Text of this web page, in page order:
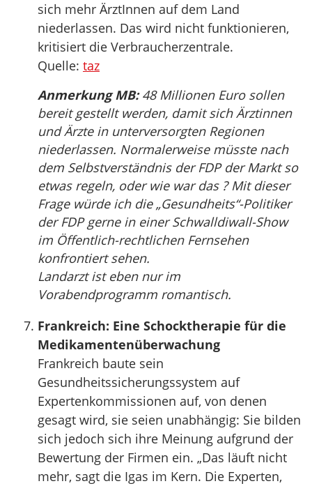
sich mehr ÄrztInnen auf dem Land
niederlassen. Das wird nicht funktionieren,
kritisiert die Verbraucherzentrale.
Quelle: taz
Anmerkung MB:48 Millionen Euro sollen
bereit gestellt werden, damit sich Ärztinnen
und Ärzte in unterversorgten Regionen
niederlassen. Normalerweise müsste nach
dem Selbstverständnis der FDP der Markt so
etwas regeln, oder wie war das ? Mit dieser
Frage würde ich die „Gesundheits“-Politiker
der FDP gerne in einer Schwalldiwall-Show
im Öffentlich-rechtlichen Fernsehen
konfrontiert sehen.
Landarzt ist eben nur im
Vorabendprogramm romantisch.
Frankreich: Eine Schocktherapie für die
Medikamentenüberwachung
Frankreich baute sein
Gesundheitssicherungssystem auf
Expertenkommissionen auf, von denen
gesagt wird, sie seien unabhängig: Sie bilden
sich jedoch sich ihre Meinung aufgrund der
Bewertung der Firmen ein. „Das läuft nicht
mehr, sagt die Igas im Kern. Die Experten,